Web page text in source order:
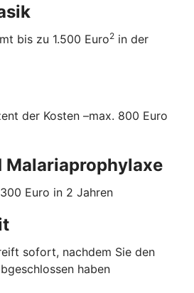
bis zu 1.500 Euro2 in der
der Kosten –max. 800 Euro
Malariaprophylaxe
Euro in 2 Jahren
sofort, nachdem Sie den
haben